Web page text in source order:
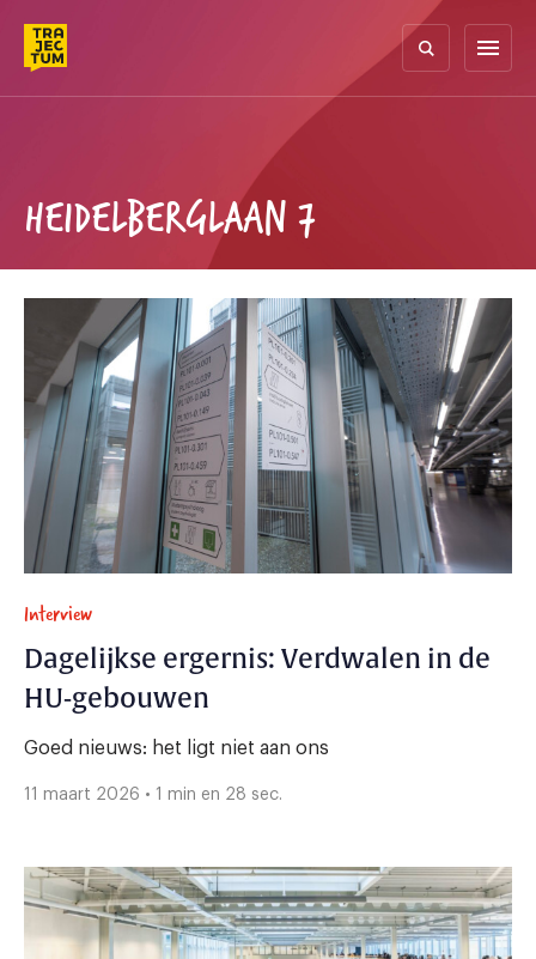
content
menu
HEIDELBERGLAAN 7
Interview
Dagelijkse ergernis: Verdwalen in de
HU-gebouwen
Goed nieuws: het ligt niet aan ons
11 maart 2026 • 1 min en 28 sec.